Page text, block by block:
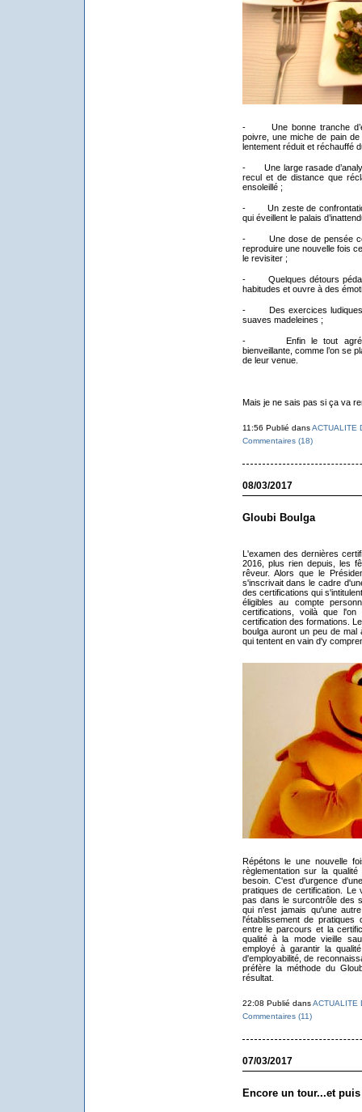
- Une bonne tranche
poivre, une miche de pain
lentement réduit et réchauffé
- Une large rasade
recul et de distance que
ensoleillé ;
- Un zeste de
qui éveillent le palais
- Une dose de pensée
reproduire une nouvelle fois
le revisiter ;
- Quelques détours
habitudes et ouvre à des
- Des exercices ludiques,
suaves madeleines ;
- Enfin le tout
bienveillante, comme l’on se
de leur venue.
Mais je ne sais pas si ça va
11:56 Publié dansACTUALITE
Commentaires (18)
08/03/2017
Gloubi Boulga
L'examen des dernières
2016, plus rien depuis, les
rêveur. Alors que le
s'inscrivait dans le cadre
des certifications qui
éligibles au compte
certifications, voilà que
certification des formations.
boulga auront un peu de
qui tentent en vain d'y
Répétons le une nouvelle
règlementation sur la
besoin. C'est d'urgence
pratiques de certification.
pas dans le surcontrôle des
qui n'est jamais qu'une
l'établissement de
entre le parcours et la
qualité à la mode vieille
employé à garantir la
d'employabilité, de
préfère la méthode du
résultat.
22:08 Publié dansACTUALITE
Commentaires (11)
07/03/2017
Encore un tour...et